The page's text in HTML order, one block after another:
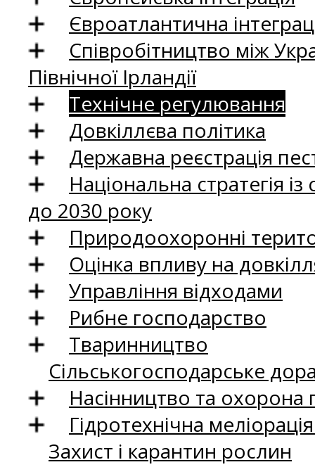
Євроатлантична
Співробітництво між
Північної Ірландії
Технічне регулювання
Довкіллєва політика
Державна реєстрація
Національна стратегія
до 2030 року
Природоохоронні
Оцінка впливу на
Управління відходами
Рибне господарство
Тваринництво
Сільськогосподарське
Насінництво та
Гідротехнічна
Захист і карантин рослин